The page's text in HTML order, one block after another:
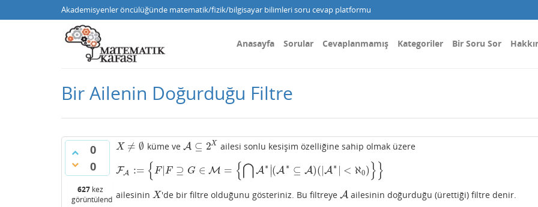
Akademisyenler öncülüğünde matematik/fizik/bilgisayar bilimleri soru cevap platformu
Anasayfa Sorular Cevaplanmamış Kategoriler Bir Soru Sor
Bir Ailenin Doğurduğu Filtre
0
0
627 kez
görüntülendi
X ≠ ∅
X≠ ∅ küme ve A ⊆ 2X
A⊆2X ailesi sonlu kesişim özelliğine sahip olmak üzere
FA := {F |F ⊇ G ∈ M = {⋂A∗ ∣(A ∗ ⊆ A)( A∗ < ℵ0) }}
FA :={ F|F ⊇G∈M={ ⋂ A ∗|(A∗ ⊆A)( |A∗|<ℵ 0)}}
ailesinin X
X 'de bir filtre olduğunu gösteriniz. Bu filtreye A
A ailesinin doğurduğu (ürettiği) filtre denir.